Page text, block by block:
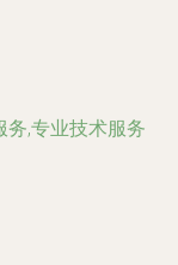
务,专业技术服务